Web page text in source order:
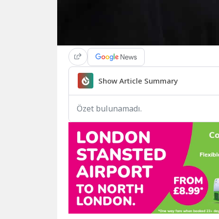
Show Article Summary
Özet bulunamadı.